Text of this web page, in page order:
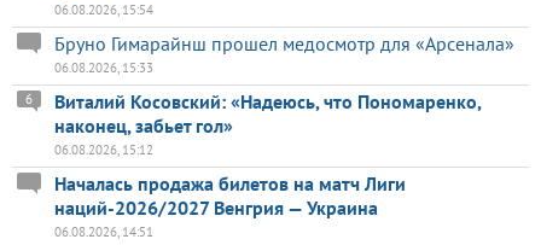
06.08.2026, 15:54
Бруно Гимарайнш прошел медосмотр для «Арсенала»
06.08.2026, 15:33
Виталий Косовский: «Надеюсь, что Пономаренко,
наконец, забьет гол»
6
06.08.2026, 15:12
Началась продажа билетов на матч Лиги
наций-2026/2027 Венгрия — Украина
06.08.2026, 14:51